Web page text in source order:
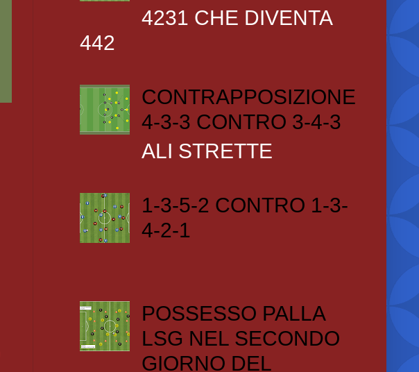
4231 CHE DIVENTA
442
CONTRAPPOSIZIONE
4-3-3 CONTRO 3-4-3
ALI STRETTE
1-3-5-2 CONTRO 1-3-
4-2-1
POSSESSO PALLA
LSG NEL SECONDO
GIORNO DEL